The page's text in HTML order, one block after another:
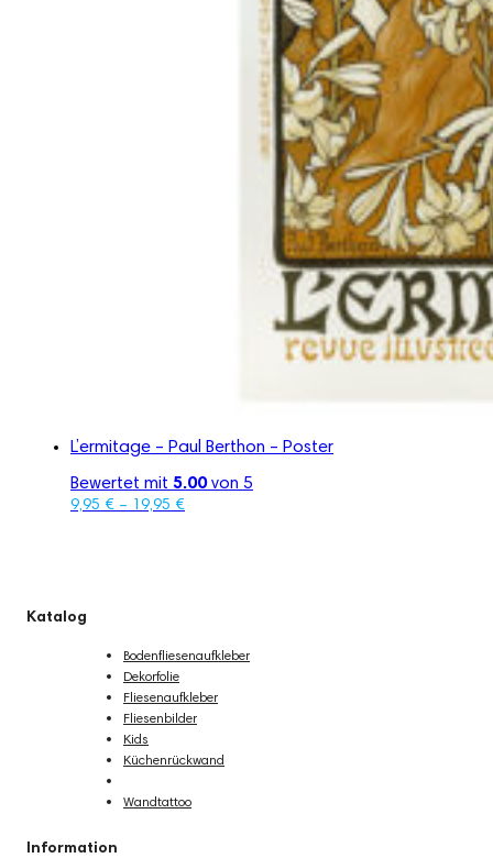
L’ermitage – Paul Berthon – Poster
Bewertet mit 5.00von 5
9,95 € – 19,95 €
Katalog
Bodenfliesenaufkleber
Dekorfolie
Fliesenaufkleber
Fliesenbilder
Kids
Küchenrückwand
Wandtattoo
Information